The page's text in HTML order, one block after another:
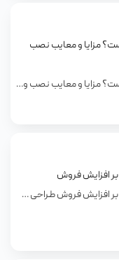
مزایا و معایب نصب
کنترل پنل پلسک چیست؟ مزایا و معایب نصب وردپرس بر روی plesk اگر شما در حوزه طراحی سایت فعال باشید، می‌دانید که سه پنل مدیریتی با نامهای سی پنل، پلسک و دایرکت ادمین برای هاست وجود دارد. معمولا کسی که چندین سال در این حوزه فعالیت می‌کند، می‌داند که متناسب با کسب و کارش، باید […]
افزایش فروش
طراحی سایت و تاثیر آن بر افزایش فروش طراحی سایت چطور می تواند روی فروش اثرگذار باشد؟ طراحی وب بر عملکرد تأثیر میگذارد: جواب سوالی که تو عنوان مطرح کردم خیلی سادست. اگه سایتتون برای نرخ تبدیل بهینه نشده باشه، طبیعیه که بازدیدکننده هاتون تبدیل به کاربرهای دائمی نمیشن، و کاربرهاتونم تبدیل به مشتری نمیشن. […]